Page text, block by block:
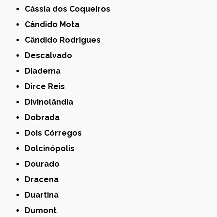
Cássia dos Coqueiros
Cândido Mota
Cândido Rodrigues
Descalvado
Diadema
Dirce Reis
Divinolândia
Dobrada
Dois Córregos
Dolcinópolis
Dourado
Dracena
Duartina
Dumont